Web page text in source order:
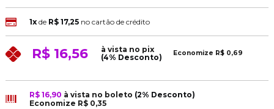
1xde R$ 17,25 no cartão de crédito
R$ 16,56
à vista no pix
(4% Desconto)
Economize R$ 0,69
R$ 16,90 à vista no boleto (2% Desconto)
Economize R$ 0,35